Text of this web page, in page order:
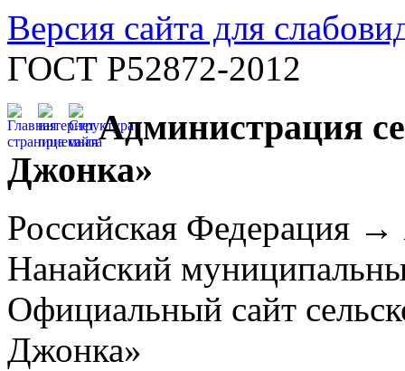
Версия сайта для
ГОСТ Р52872-2012
Администрация
Джонка»
Российская Федерация
Нанайский
Официальный сайт
Джонка»